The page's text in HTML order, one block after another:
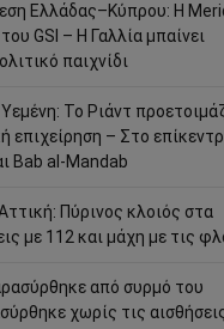
Ελλάδας–Κύπρου: Η
GSI – Η Γαλλία μπαίνει
παιχνίδι
Το Ριάντ
επιχείρηση – Στο
Bab al-Mandab
Πύρινος κλοιός στα
με 112 και μάχη με τις
από συρμό του
χωρίς τις